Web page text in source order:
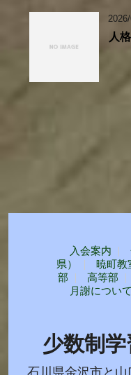
人格
入会案内
県）
暁町教
部
高等部
月謝について
少数制
石川県金沢市と